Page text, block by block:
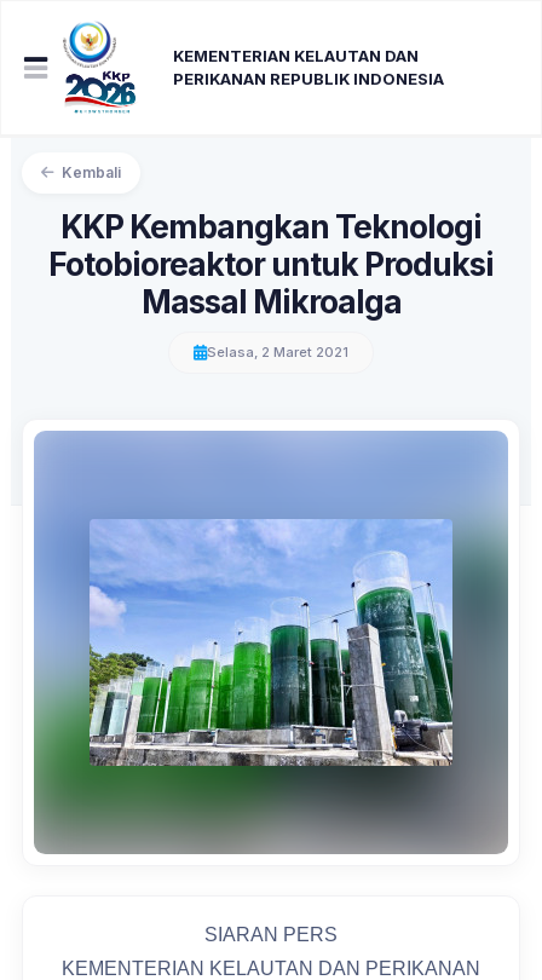
KEMENTERIAN KELAUTAN DAN
PERIKANAN REPUBLIK INDONESIA
Kembali
KKP Kembangkan Teknologi
Fotobioreaktor untuk Produksi
Massal Mikroalga
Selasa, 2 Maret 2021
SIARAN PERS
KEMENTERIAN KELAUTAN DAN PERIKANAN